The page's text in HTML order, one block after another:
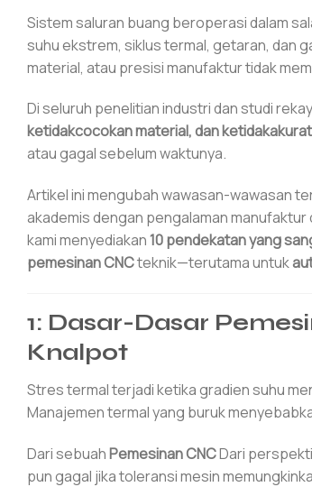
Sistem saluran buang beroperasi dalam
suhu ekstrem, siklus termal, getaran, dan
material, atau presisi manufaktur tidak
Di seluruh penelitian industri dan studi
ketidakcocokan material, dan
atau gagal sebelum waktunya.
Artikel ini mengubah wawasan-wawasan
akademis dengan pengalaman
kami menyediakan10 pendekatan yang
pemesinan CNCteknik—terutama untuk
1: Dasar-Dasar
Knalpot
Stres termal terjadi ketika gradien suhu
Manajemen termal yang buruk
Dari sebuahPemesinan CNCDari
pun gagal jika toleransi mesin